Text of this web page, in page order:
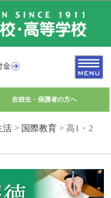
金
在校生・保護者の方へ
活> 国際教育> 高1・2